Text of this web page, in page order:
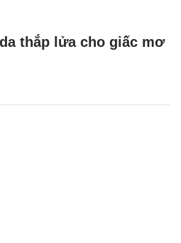
thắp lửa cho giấc mơ